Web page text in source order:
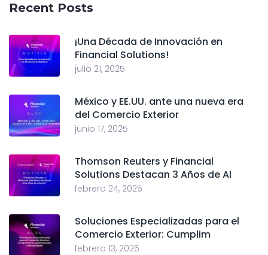
Recent Posts
¡Una Década de Innovación en
Financial Solutions!
julio 21, 2025
México y EE.UU. ante una nueva era
del Comercio Exterior
junio 17, 2025
Thomson Reuters y Financial
Solutions Destacan 3 Años de Al
febrero 24, 2025
Soluciones Especializadas para el
Comercio Exterior: Cumplim
febrero 13, 2025